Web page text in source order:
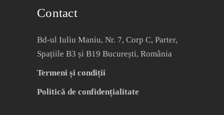
Contact
Bd-ul Iuliu Maniu, Nr. 7, Corp C, Parter,
Spațiile B3 și B19 București, România
Termeni și condiții
Politică de confidențialitate